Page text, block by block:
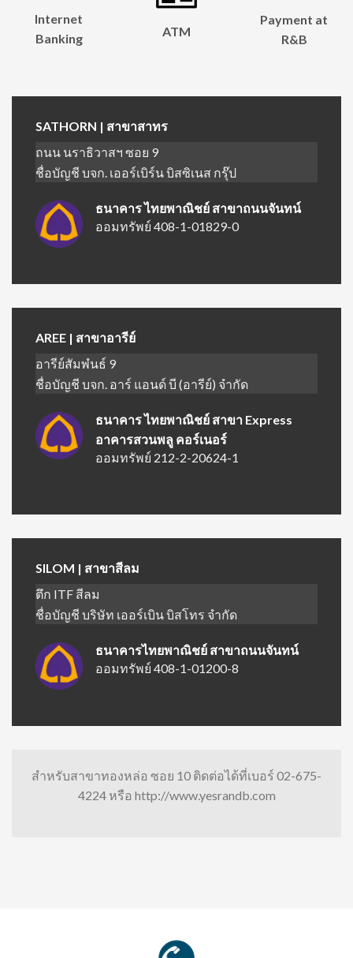
Internet
Banking
ATM
Payment at
R&B
SATHORN | สาขาสาทร
ถนน นราธิวาสฯ ซอย 9
ชื่อบัญชี บจก. เออร์เบิร์น บิสซิเนส กรุ๊ป
ธนาคาร ไทยพาณิชย์ สาขาถนนจันทน์
ออมทรัพย์ 408-1-01829-0
AREE | สาขาอารีย์
อารีย์สัมพํนธ์ 9
ชื่อบัญชี บจก. อาร์ แอนด์ บี (อารีย์) จำกัด
ธนาคาร ไทยพาณิชย์ สาขา Express
อาคารสวนพลู คอร์เนอร์
ออมทรัพย์ 212-2-20624-1
SILOM | สาขาสีลม
ตึก ITF สีลม
ชื่อบัญชี บริษัท เออร์เบิน บิสโทร จำกัด
ธนาคารไทยพาณิชย์ สาขาถนนจันทน์
ออมทรัพย์ 408-1-01200-8
สำหรับสาขาทองหล่อ ซอย 10 ติดต่อได้ที่เบอร์ 02-675-
4224 หรือ http://www.yesrandb.com